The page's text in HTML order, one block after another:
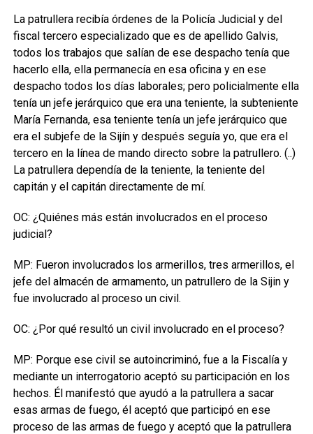
La patrullera recibía órdenes de la Policía Judicial y del
fiscal tercero especializado que es de apellido Galvis,
todos los trabajos que salían de ese despacho tenía que
hacerlo ella, ella permanecía en esa oficina y en ese
despacho todos los días laborales; pero policialmente ella
tenía un jefe jerárquico que era una teniente, la subteniente
María Fernanda, esa teniente tenía un jefe jerárquico que
era el subjefe de la Sijín y después seguía yo, que era el
tercero en la línea de mando directo sobre la patrullero. (..)
La patrullera dependía de la teniente, la teniente del
capitán y el capitán directamente de mí.
OC: ¿Quiénes más están involucrados en el proceso
judicial?
MP: Fueron involucrados los armerillos, tres armerillos, el
jefe del almacén de armamento, un patrullero de la Sijin y
fue involucrado al proceso un civil.
OC: ¿Por qué resultó un civil involucrado en el proceso?
MP: Porque ese civil se autoincriminó, fue a la Fiscalía y
mediante un interrogatorio aceptó su participación en los
hechos. Él manifestó que ayudó a la patrullera a sacar
esas armas de fuego, él aceptó que participó en ese
proceso de las armas de fuego y aceptó que la patrullera